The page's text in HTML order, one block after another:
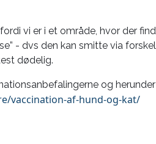
vi er i et område, hvor der
- dvs den kan smitte via
dødelig.
og
vaccination-af-hund-og-kat/